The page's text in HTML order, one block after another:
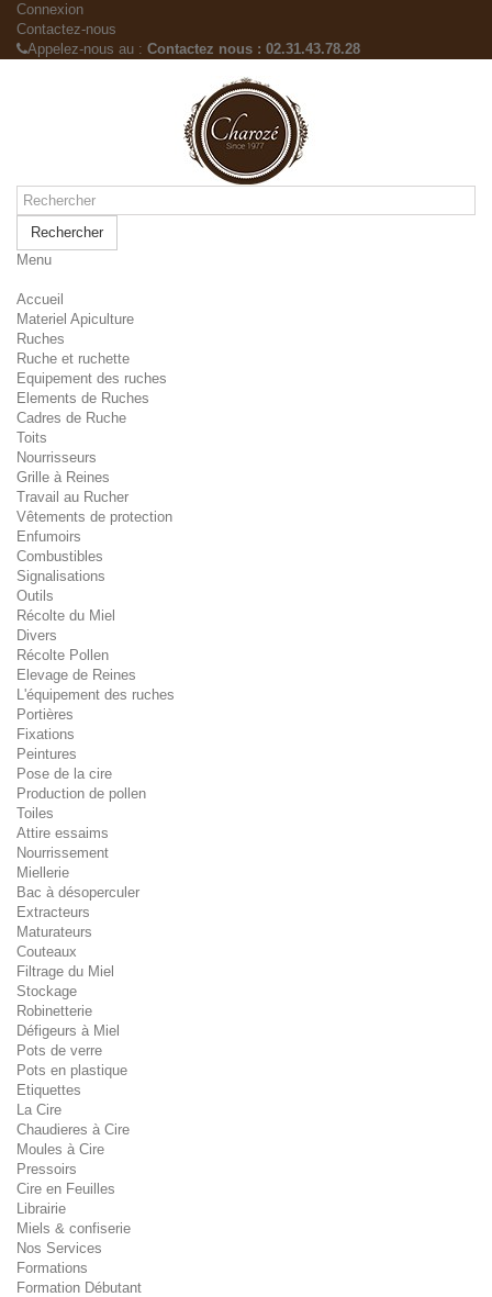
Connexion
Contactez-nous
Appelez-nous au : Contactez nous : 02.31.43.78.28
Rechercher
Menu
Accueil
Materiel Apiculture
Ruches
Ruche et ruchette
Equipement des ruches
Elements de Ruches
Cadres de Ruche
Toits
Nourrisseurs
Grille à Reines
Travail au Rucher
Vêtements de protection
Enfumoirs
Combustibles
Signalisations
Outils
Récolte du Miel
Divers
Récolte Pollen
Elevage de Reines
L'équipement des ruches
Portières
Fixations
Peintures
Pose de la cire
Production de pollen
Toiles
Attire essaims
Nourrissement
Miellerie
Bac à désoperculer
Extracteurs
Maturateurs
Couteaux
Filtrage du Miel
Stockage
Robinetterie
Défigeurs à Miel
Pots de verre
Pots en plastique
Etiquettes
La Cire
Chaudieres à Cire
Moules à Cire
Pressoirs
Cire en Feuilles
Librairie
Miels & confiserie
Nos Services
Formations
Formation Débutant